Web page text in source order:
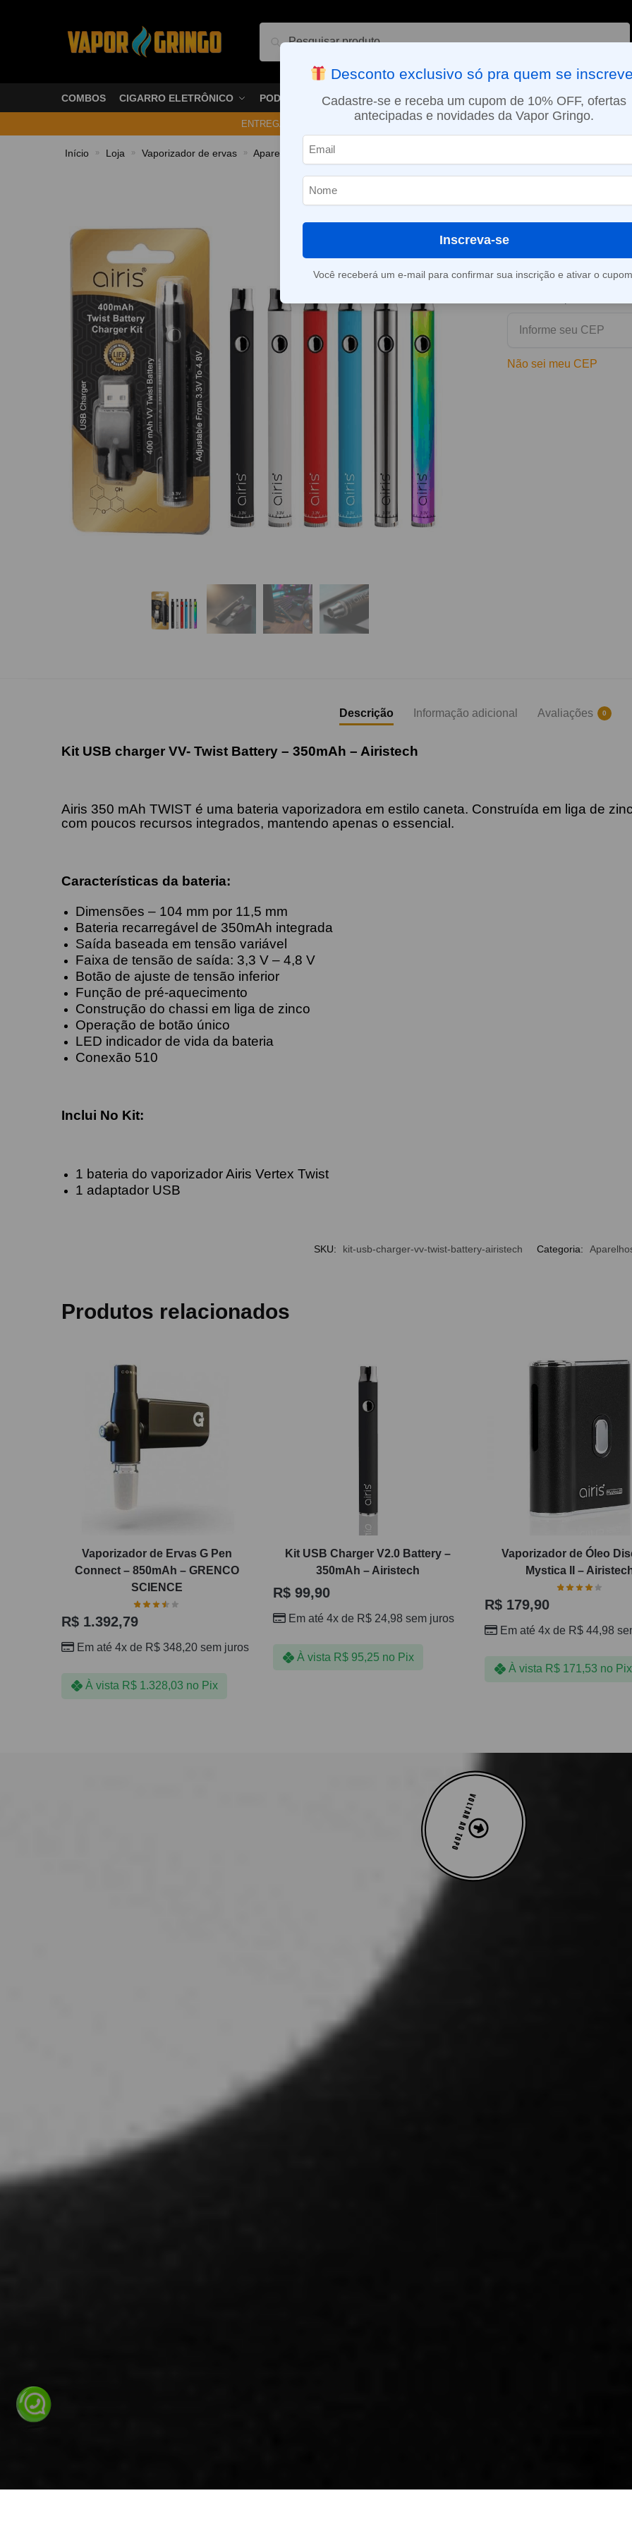
Pesquisar
COMBOS CIGARRO ELETRÔNICO PODS VAPORIZADOR DE ERVAS E-LIQUÍDOS NICOTINA ORAL
ENTREGA NO MESMO DIA EM SÃO PAULO (SEG A SEX): PEDIDOS APROVADOS ATÉ
Início » Loja » Vaporizador de ervas » Aparelhos Kit USB charger VV – Twist Battery – 350mAh – Airistech
Kit USB
Battery –
Este produto está fora
Não sei meu CEP
Descrição Informação adicional Avaliações 0
Kit USB charger VV- Twist Battery – 350mAh – Airistech
Airis 350 mAh TWIST é uma bateria vaporizadora em estilo caneta. Construída em liga de
com poucos recursos integrados, mantendo apenas o essencial.
Características da bateria:
Dimensões – 104 mm por 11,5 mm
Bateria recarregável de 350mAh integrada
Saída baseada em tensão variável
Faixa de tensão de saída: 3,3 V – 4,8 V
Botão de ajuste de tensão inferior
Função de pré-aquecimento
Construção do chassi em liga de zinco
Operação de botão único
LED indicador de vida da bateria
Conexão 510
Inclui No Kit:
1 bateria do vaporizador Airis Vertex Twist
1 adaptador USB
SKU: kit-usb-charger-vv-twist-battery-airistech Categoria:
Produtos relacionados
Vaporizador de Ervas G Pen
Connect – 850mAh – GRENCO
SCIENCE
R$ 1.392,79
Em até 4x de R$ 348,20 sem juros
À vista R$1.328,03 no Pix
Kit USB Charger V2.0 Battery –
350mAh – Airistech
R$ 99,90
Em até 4x de R$ 24,98 sem juros
À vista R$95,25 no Pix
Vaporizador de Óleo
Mystica II –
R$179,90
Em até 4x de R$44,98
À vista R$171,53 no Pix
VOLTAR AO TOPO
Desconto exclusivo só pra quem se
Cadastre-se e receba um cupom de 10% OFF, ofertas
antecipadas e novidades da Vapor Gringo.
Inscreva-se
Você receberá um e-mail para confirmar sua inscrição e ativar o